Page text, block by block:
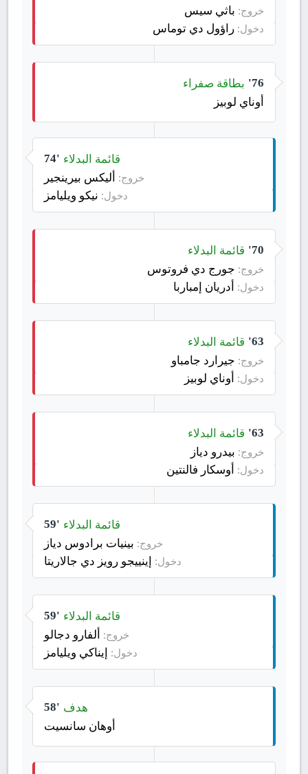
خروج: باثي سيس
دخول: راؤول دي توماس
76'
بطاقة صفراء
أوناي لوبيز
74' قائمة البدلاء
خروج: أليكس بيرينجير
دخول: نيكو ويليامز
70' قائمة البدلاء
خروج: جورج دي فروتوس
دخول: أدريان إمباربا
63' قائمة البدلاء
خروج: جيرارد جامباو
دخول: أوناي لوبيز
63' قائمة البدلاء
خروج: بيدرو دياز
دخول: أوسكار فالنتين
59' قائمة البدلاء
خروج: بينيات برادوس دياز
دخول: إينييجو رويز دي جالاريتا
59' قائمة البدلاء
خروج: ألفارو دجالو
دخول: إيناكي ويليامز
58' هدف
أوهان سانسيت